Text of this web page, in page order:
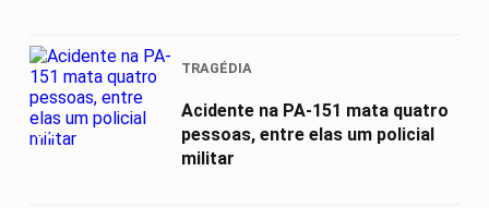
02
TRAGÉDIA
Acidente na PA-151 mata quatro
pessoas, entre elas um policial
militar